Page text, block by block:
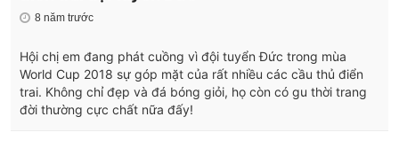
8 năm trước
Hội chị em đang phát cuồng vì đội tuyển Đức trong mùa
World Cup 2018 sự góp mặt của rất nhiều các cầu thủ điển
trai. Không chỉ đẹp và đá bóng giỏi, họ còn có gu thời trang
đời thường cực chất nữa đấy!